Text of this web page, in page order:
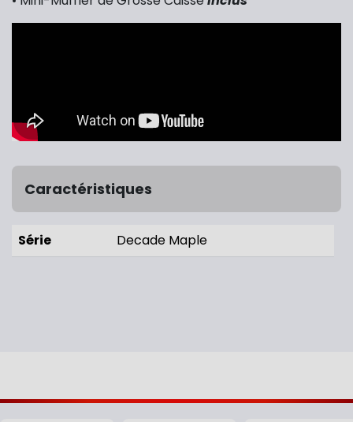
Caractéristiques
Série Decade Maple